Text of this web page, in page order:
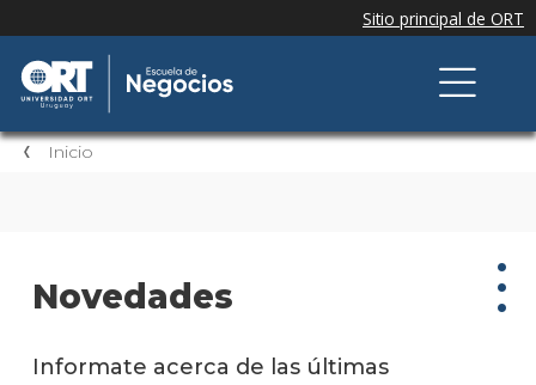
Inicio
Novedades
Informate acerca de las últimas